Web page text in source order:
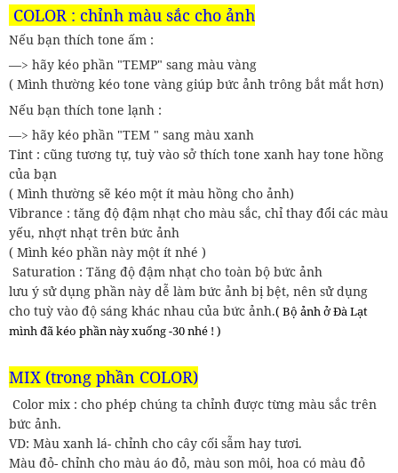
COLOR : chỉnh màu sắc cho ảnh
Nếu bạn thích tone ấm :
—> hãy kéo phần "TEMP" sang màu vàng
( Mình thường kéo tone vàng giúp bức ảnh trông bắt mắt hơn)
Nếu bạn thích tone lạnh :
—> hãy kéo phần "TEM " sang màu xanh
Tint : cũng tương tự, tuỳ vào sở thích tone xanh hay tone hồng
của bạn
( Mình thường sẽ kéo một ít màu hồng cho ảnh)
Vibrance : tăng độ đậm nhạt cho màu sắc, chỉ thay đổi các màu
yếu, nhợt nhạt trên bức ảnh
( Mình kéo phần này một ít nhé )
Saturation : Tăng độ đậm nhạt cho toàn bộ bức ảnh
lưu ý sử dụng phần này dễ làm bức ảnh bị bệt, nên sử dụng
cho tuỳ vào độ sáng khác nhau của bức ảnh.( Bộ ảnh ở Đà Lạt
mình đã kéo phần này xuống -30 nhé ! )
MIX (trong phần COLOR)
Color mix : cho phép chúng ta chỉnh được từng màu sắc trên
bức ảnh.
VD: Màu xanh lá- chỉnh cho cây cối sẫm hay tươi.
Màu đỏ- chỉnh cho màu áo đỏ, màu son môi, hoa có màu đỏ